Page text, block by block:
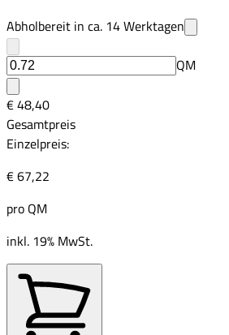
Abholbereit in ca. 14Werktagen
QM
€ 48,40
Gesamtpreis
Einzelpreis:
€ 67,22
pro QM
inkl. 19% MwSt.